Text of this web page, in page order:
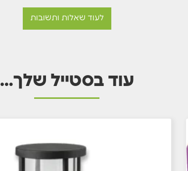
לעוד שאלות ותשובות
עוד בסטייל שלך…